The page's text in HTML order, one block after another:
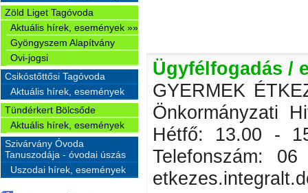
Zöld Liget Tagóvoda
Aktuális hírek, események »»
Gyöngyszem Alapítvány
Ovi-jogsi
Csikóstőttősi Tagóvoda
Aktuális hírek, események
Tündérkert Bölcsőde
Aktuális hírek, események
Szivárvány Óvoda
Tanuszodája - óvodai úszás
Uszodai hírek, események
Ügyfélfogadás /
GYERMEK
Önkormányzati
Hétfő: 13.00 -
Telefonszám: